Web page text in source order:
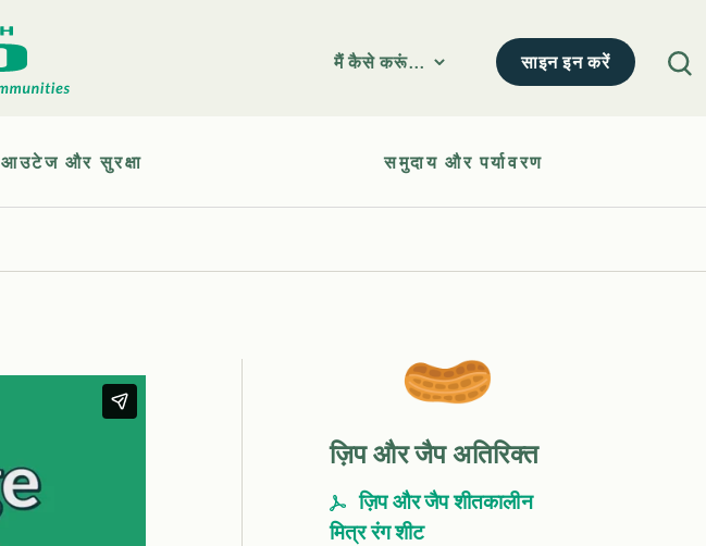
मैं कैसे करूं... साइन इन करें
आउटेज और सुरक्षा समुदाय और पर्यावरण
ज़िप और जैप अतिरिक्त
ज़िप और जैप शीतकालीन
मित्र रंग शीट